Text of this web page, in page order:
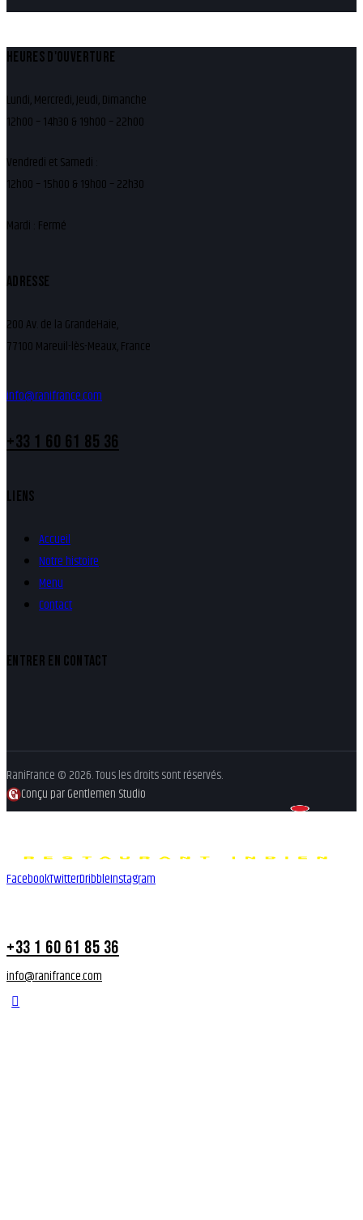
HEURES D'OUVERTURE
Lundi, Mercredi, Jeudi, Dimanche
12h00 – 14h30 & 19h00 – 22h00
Vendredi et Samedi :
12h00 – 15h00 & 19h00 – 22h30
Mardi : Fermé
ADRESSE
200 Av. de la GrandeHaie,
77100 Mareuil-lès-Meaux, France
info@ranifrance.com
+33 1 60 61 85 36
LIENS
Accueil
Notre histoire
Menu
Contact
ENTRER EN CONTACT
RaniFrance © 2026. Tous les droits sont réservés.
Conçu par Gentlemen Studio
FacebookTwitterDribbleInstagram
+33 1 60 61 85 36
info@ranifrance.com